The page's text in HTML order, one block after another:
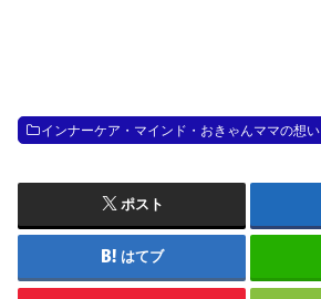
インナーケア・マインド・おきゃんママの想い
ポスト
はてブ